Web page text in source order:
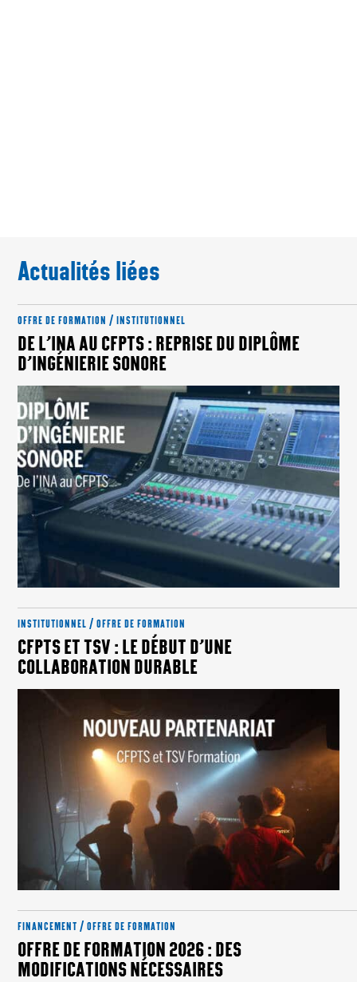
Actualités liées
OFFRE DE FORMATION / INSTITUTIONNEL
DE L’INA AU CFPTS : REPRISE DU DIPLÔME
D’INGÉNIERIE SONORE
INSTITUTIONNEL / OFFRE DE FORMATION
CFPTS ET TSV : LE DÉBUT D’UNE
COLLABORATION DURABLE
FINANCEMENT / OFFRE DE FORMATION
OFFRE DE FORMATION 2026 : DES
MODIFICATIONS NÉCESSAIRES